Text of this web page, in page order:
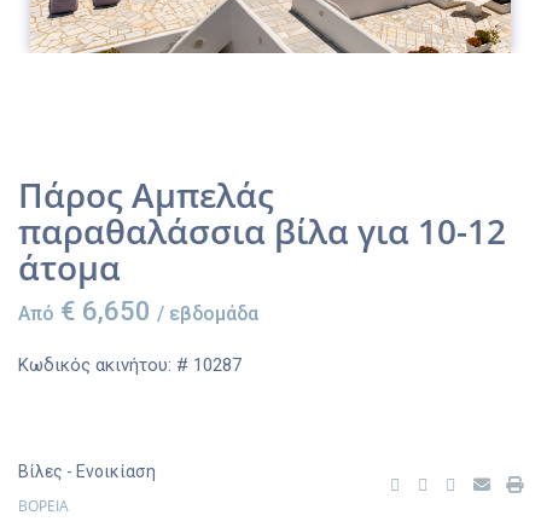
Πάρος Αμπελάς
παραθαλάσσια βίλα για 10-12
άτομα
Από € 6,650/ εβδομάδα
Κωδικός ακινήτου: # 10287
Βίλες - Ενοικίαση
ΒΟΡΕΙΑ